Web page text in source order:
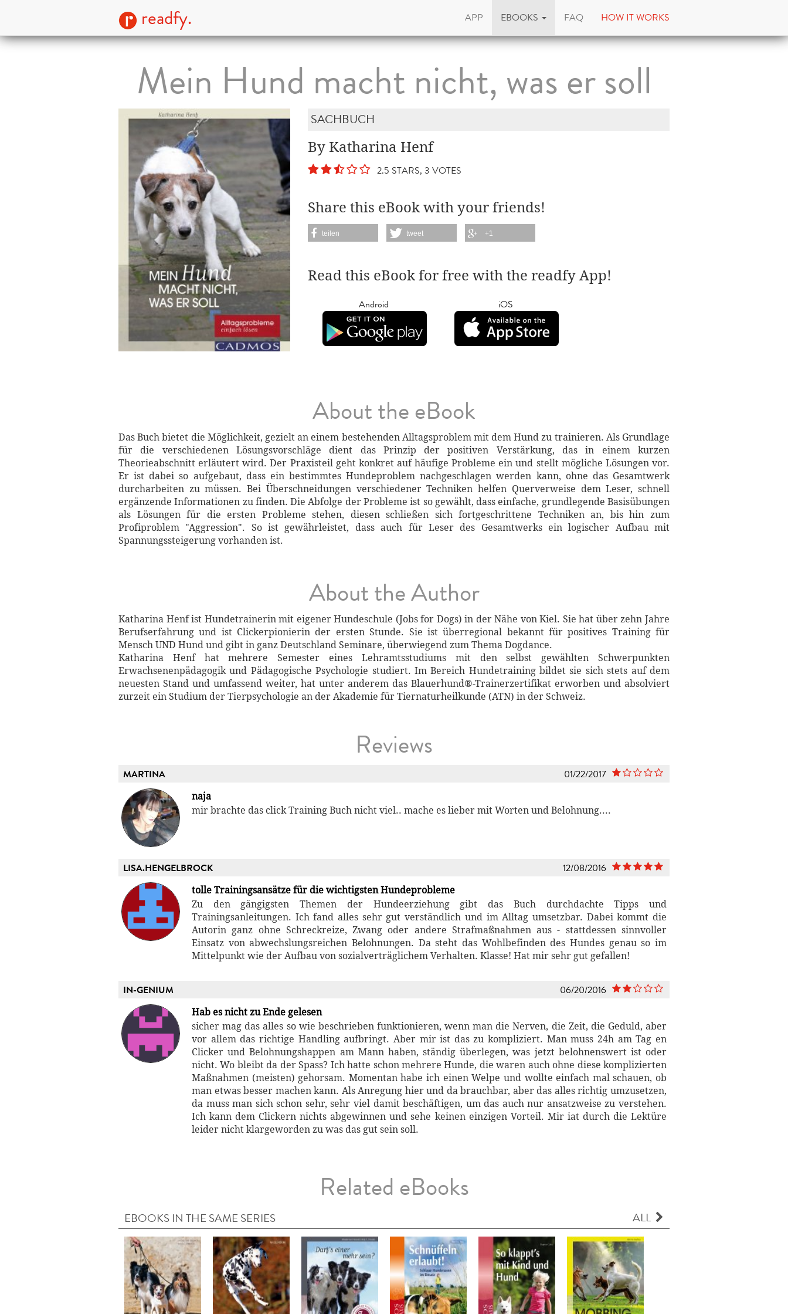
readfy. APP EBOOKS FAQ HOW IT WORKS
Mein Hund macht nicht, was er soll
SACHBUCH
By Katharina Henf
2.5 STARS, 3 VOTES
Share this eBook with your friends!
teilen tweet +1
Read this eBook for free with the readfy App!
Android iOS
About the eBook
Das Buch bietet die Möglichkeit, gezielt an einem bestehenden Alltagsproblem mit dem Hund zu trainieren. Als Grundlage
für die verschiedenen Lösungsvorschläge dient das Prinzip der positiven Verstärkung, das in einem kurzen
Theorieabschnitt erläutert wird. Der Praxisteil geht konkret auf häufige Probleme ein und stellt mögliche Lösungen vor.
Er ist dabei so aufgebaut, dass ein bestimmtes Hundeproblem nachgeschlagen werden kann, ohne das Gesamtwerk
durcharbeiten zu müssen. Bei Überschneidungen verschiedener Techniken helfen Querverweise dem Leser, schnell
ergänzende Informationen zu finden. Die Abfolge der Probleme ist so gewählt, dass einfache, grundlegende Basisübungen
als Lösungen für die ersten Probleme stehen, diesen schließen sich fortgeschrittene Techniken an, bis hin zum
Profiproblem "Aggression". So ist gewährleistet, dass auch für Leser des Gesamtwerks ein logischer Aufbau mit
Spannungssteigerung vorhanden ist.
About the Author
Katharina Henf ist Hundetrainerin mit eigener Hundeschule (Jobs for Dogs) in der Nähe von Kiel. Sie hat über zehn Jahre
Berufserfahrung und ist Clickerpionierin der ersten Stunde. Sie ist überregional bekannt für positives Training für
Mensch UND Hund und gibt in ganz Deutschland Seminare, überwiegend zum Thema Dogdance.
Katharina Henf hat mehrere Semester eines Lehramtsstudiums mit den selbst gewählten Schwerpunkten
Erwachsenenpädagogik und Pädagogische Psychologie studiert. Im Bereich Hundetraining bildet sie sich stets auf dem
neuesten Stand und umfassend weiter, hat unter anderem das Blauerhund®-Trainerzertifikat erworben und absolviert
zurzeit ein Studium der Tierpsychologie an der Akademie für Tiernaturheilkunde (ATN) in der Schweiz.
Reviews
MARTINA 01/22/2017
naja
mir brachte das click Training Buch nicht viel.. mache es lieber mit Worten und Belohnung....
LISA.HENGELBROCK 12/08/2016
tolle Trainingsansätze für die wichtigsten Hundeprobleme
Zu den gängigsten Themen der Hundeerziehung gibt das Buch durchdachte Tipps und
Trainingsanleitungen. Ich fand alles sehr gut verständlich und im Alltag umsetzbar. Dabei kommt die
Autorin ganz ohne Schreckreize, Zwang oder andere Strafmaßnahmen aus - stattdessen sinnvoller
Einsatz von abwechslungsreichen Belohnungen. Da steht das Wohlbefinden des Hundes genau so im
Mittelpunkt wie der Aufbau von sozialverträglichem Verhalten. Klasse! Hat mir sehr gut gefallen!
IN-GENIUM 06/20/2016
Hab es nicht zu Ende gelesen
sicher mag das alles so wie beschrieben funktionieren, wenn man die Nerven, die Zeit, die Geduld, aber
vor allem das richtige Handling aufbringt. Aber mir ist das zu kompliziert. Man muss 24h am Tag en
Clicker und Belohnungshappen am Mann haben, ständig überlegen, was jetzt belohnenswert ist oder
nicht. Wo bleibt da der Spass? Ich hatte schon mehrere Hunde, die waren auch ohne diese komplizierten
Maßnahmen (meisten) gehorsam. Momentan habe ich einen Welpe und wollte einfach mal schauen, ob
man etwas besser machen kann. Als Anregung hier und da brauchbar, aber das alles richtig umzusetzen,
da muss man sich schon sehr, sehr viel damit beschäftigen, um das auch nur ansatzweise zu verstehen.
Ich kann dem Clickern nichts abgewinnen und sehe keinen einzigen Vorteil. Mir iat durch die Lektüre
leider nicht klargeworden zu was das gut sein soll.
Related eBooks
EBOOKS IN THE SAME SERIES ALL